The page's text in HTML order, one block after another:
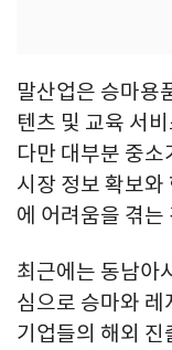
말산업은 승마용
텐츠 및 교육 서
다만 대부분 중소
시장 정보 확보
에 어려움을 겪는
최근에는 동남아
심으로 승마와
기업들의 해외